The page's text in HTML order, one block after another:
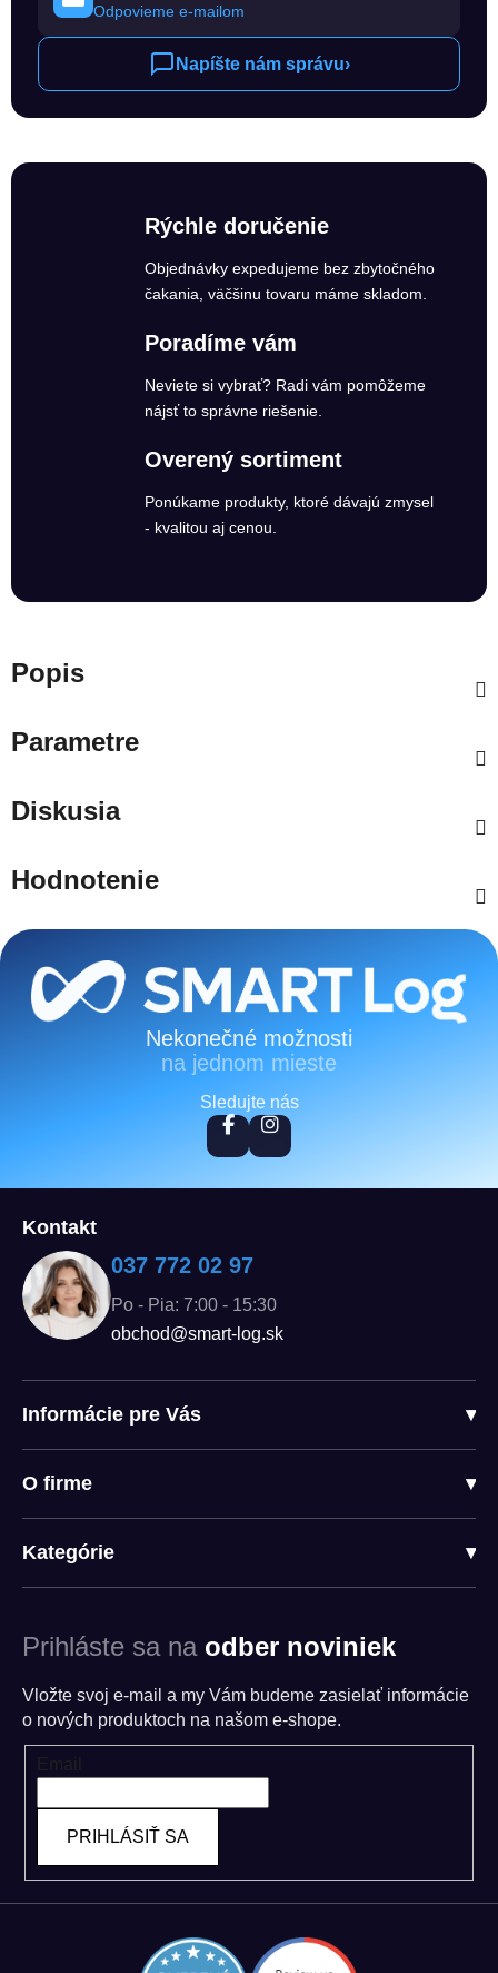
Odpovieme e-mailom
Napíšte nám správu›
Rýchle doručenie
Objednávky expedujeme bez zbytočného
čakania, väčšinu tovaru máme skladom.
Poradíme vám
Neviete si vybrať? Radi vám pomôžeme
nájsť to správne riešenie.
Overený sortiment
Ponúkame produkty, ktoré dávajú zmysel
- kvalitou aj cenou.
Popis
Parametre
Diskusia
Hodnotenie
Zápätie
Nekonečné možnosti
na jednom mieste
Sledujte nás
Kontakt
037 772 02 97
Po - Pia: 7:00 - 15:30
obchod@smart-log.sk
Informácie pre Vás ▾
O firme ▾
Kategórie ▾
Prihláste sa na odber noviniek
Vložte svoj e-mail a my Vám budeme zasielať informácie
o nových produktoch na našom e-shope.
PRIHLÁSIŤ SA